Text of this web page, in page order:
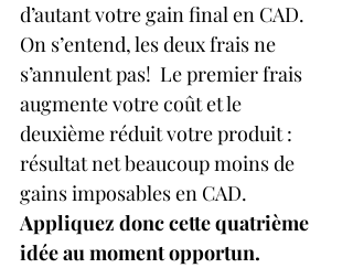
d’autant votre gain final en CAD.
On s’entend, les deux frais ne
s’annulent pas!  Le premier frais
augmente votre coût et le
deuxième réduit votre produit :
résultat net beaucoup moins de
gains imposables en CAD.
Appliquez donc cette quatrième
idée au moment opportun.